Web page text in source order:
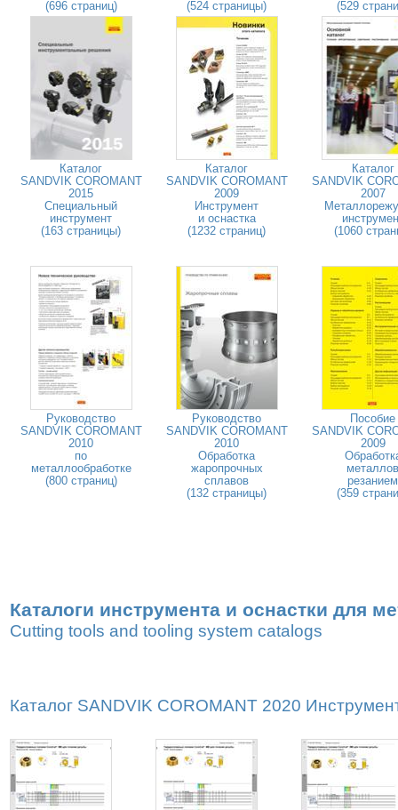
(696 страниц) (524 страницы) (529
Каталог
SANDVIK COROMANT
2015
Специальный
инструмент
(163 страницы)
Каталог
SANDVIK COROMANT
2009
Инструмент
и оснастка
(1232 страниц)
Каталог
SANDVIK
2007
(1060
Руководство
SANDVIK COROMANT
2010
по
металлообработке
(800 страниц)
Руководство
SANDVIK COROMANT
2010
Обработка
жаропрочных
сплавов
(132 страницы)
Пособие
SANDVIK
2009
металлов
резанием
(359
Каталоги инструмента и оснастки для
Cutting tools and tooling system catalogs
Каталог SANDVIK COROMANT 2020